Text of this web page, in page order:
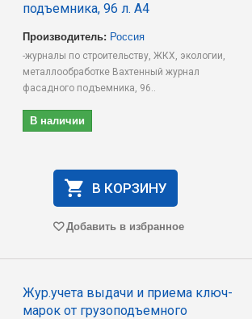
подъемника, 96 л. А4
Производитель: Россия
-журналы по строительству, ЖКХ, экологии,
металлообработке Вахтенный журнал
фасадного подъемника, 96..
В наличии
В КОРЗИНУ
Добавить в избранное
Жур.учета выдачи и приема ключ-
марок от грузоподъемного